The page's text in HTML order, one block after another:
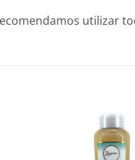
utilizar